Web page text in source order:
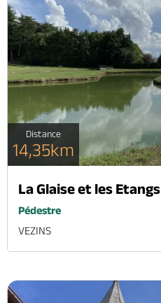
Distance
14,35km
La Glaise et les Etangs
Pédestre
VEZINS